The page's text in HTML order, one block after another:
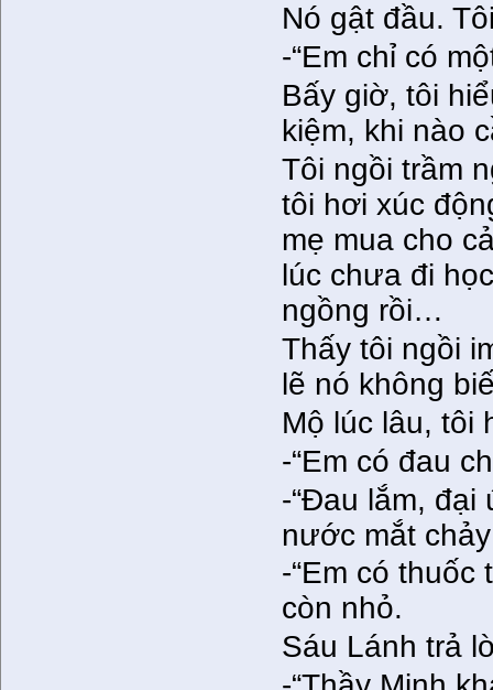
Nó gật đầu.
-“Em chỉ có
Bấy giờ, tôi
kiệm, khi nào
Tôi ngồi trầm
tôi hơi xúc
mẹ mua cho
lúc chưa đi
ngồng rồi…
Thấy tôi ngồi
lẽ nó không
Mộ lúc lâu, tôi
-“Em có đau
-“Đau lắm, đại
nước mắt
-“Em có thuốc
còn nhỏ.
Sáu Lánh trả